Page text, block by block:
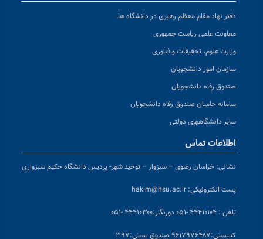
دفتر نهاد مقام معظم رهبری در دانشگاه ها
معاونت علمی ریاست جمهوری
وزارت علوم، تحقیقات و فناوری
سازمان امور دانشجویان
صندوق رفاه دانشجویان
سامانه حامیان صندوق رفاه دانشجویان
سایر دانشگاههای دولتی
اطلاعات تماس
نشانی: خراسان رضوی – سبزوار – توحید شهر- پردیس دانشگاه حکیم سبزواری
پست الکترونیکی: hakim@hsu.ac.ir
تلفن : ۴۴۴۱۰۱۰۴ -۰۵۱ دورنگار:۴۴۴۱۰۳۰۰ -۰۵۱
کدپستی:۹۶۱۷۹۷۶۴۸۷ صندوق پستی:۳۹۷